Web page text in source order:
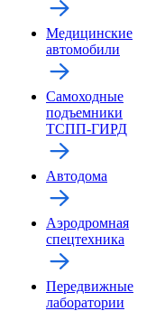
Медицинские
автомобили
Самоходные
подъемники
ТСПП-ГИРД
Автодома
Аэродромная
спецтехника
Передвижные
лаборатории